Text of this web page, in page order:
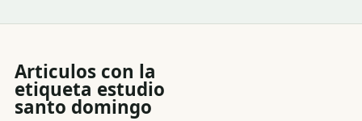
Articulos con la
etiqueta estudio
santo domingo